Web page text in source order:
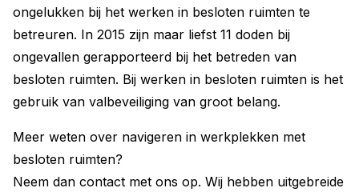
ongelukken bij het werken in besloten ruimten te
betreuren. In 2015 zijn maar liefst 11 doden bij
ongevallen gerapporteerd bij het betreden van
besloten ruimten. Bij werken in besloten ruimten is het
gebruik van valbeveiliging van groot belang.
Meer weten over navigeren in werkplekken met
besloten ruimten?
Neem dan contact met ons op. Wij hebben uitgebreide